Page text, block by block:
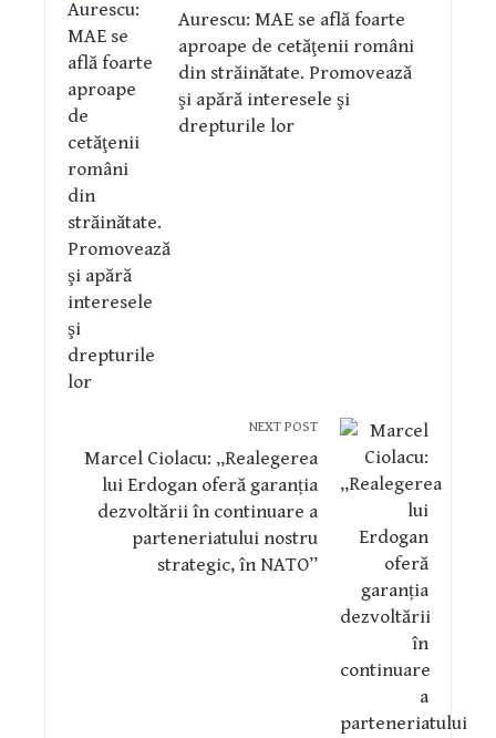
Aurescu: MAE se află foarte
aproape de cetăţenii români
din străinătate. Promovează
şi apără interesele şi
drepturile lor
NEXT POST
Marcel Ciolacu: „Realegerea
lui Erdogan oferă garanția
dezvoltării în continuare a
parteneriatului nostru
strategic, în NATO”